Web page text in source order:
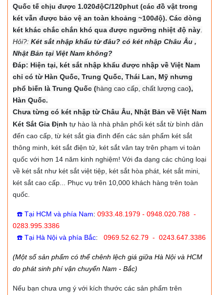
Quốc tế chịu được 1.020độC/120phut (các đồ vật trong
két vẫn được bảo vệ an toàn khoảng ~100độ). Các dòng
két khác chắc chắn khó qua được ngưỡng nhiệt độ này
Hỏi?: Két sắt nhập khẩu từ đâu? có két nhập Châu Âu ,
Nhật Bản tại Việt Nam không?
Đáp: Hiện tại, két sắt nhập khẩu được nhập về Việt Nam
chỉ có từ Hàn Quốc, Trung Quốc, Thái Lan, Mỹ nhưng
phổ biến là Trung Quốc (hàng cao cấp, chất lượng cao),
Hàn Quốc.
Chưa từng có két nhập từ Châu Âu, Nhật Bản về Việt Nam
Két Sắt Gia Định tự hào là nhà phân phối két sắt từ bình dân
đến cao cấp, từ két sắt gia đình đến các sản phẩm két sắt
thông minh, két sắt điện tử, két sắt vân tay trên phạm vi toàn
quốc với hơn 14 năm kinh nghiệm! Với đa dạng các chủng loại
về két sắt như két sắt việt tiệp, két sắt hòa phát, két sắt mini,
két sắt cao cấp... Phục vụ trên 10,000 khách hàng trên toàn
quốc.
☎️ Tại HCM và phía Nam: 0933.48.1979 - 0948.020.788 -
0283.995.3386
☎️ Tại Hà Nội và phía Bắc: 0969.52.62.79 - 0243.647.3386
(Một số sản phẩm có thể chênh lệch giá giữa Hà Nội và HCM
do phát sinh phí vận chuyển Nam - Bắc)
Nếu bạn chưa ưng ý với kích thước các sản phẩm trên